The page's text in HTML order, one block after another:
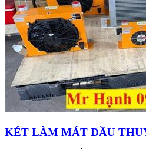
KÉT LÀM MÁT DẦU